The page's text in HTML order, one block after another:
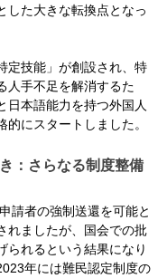
した大きな転換点となっ
定技能」が創設され、特
人手不足を解消するた
日本語能力を持つ外国人
的にスタートしました。
：さらなる制度整備
請者の強制送還を可能と
れましたが、国会での批
られるという結果になり
年には難民認定制度の